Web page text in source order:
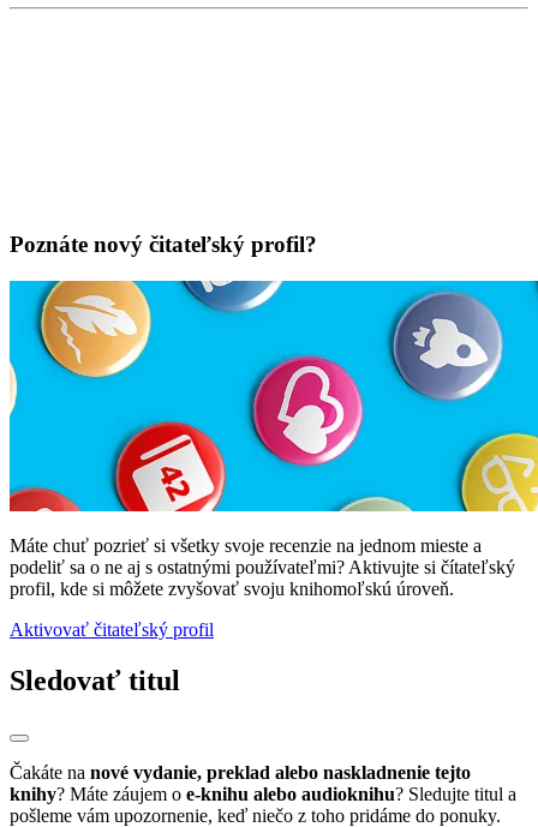
Poznáte nový čitateľský profil?
Máte chuť pozrieť si všetky svoje recenzie na jednom mieste a
podeliť sa o ne aj s ostatnými používateľmi? Aktivujte si čítateľský
profil, kde si môžete zvyšovať svoju knihomoľskú úroveň.
Aktivovať čitateľský profil
Sledovať titul
Čakáte na nové vydanie, preklad alebo naskladnenie tejto
knihy? Máte záujem o e-knihu alebo audioknihu? Sledujte titul a
pošleme vám upozornenie, keď niečo z toho pridáme do ponuky.